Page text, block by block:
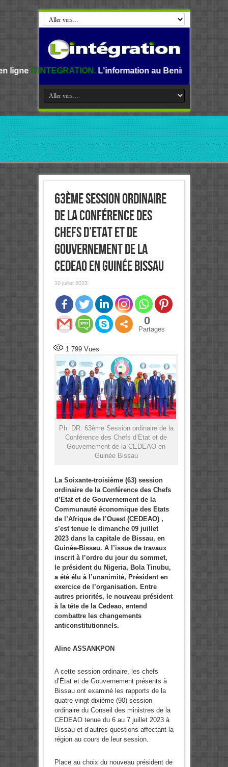
L'information au Benin, en Afrique et dans le
63ème Session ordinaire
de la Conférence des
Chefs d’Etat et de
Gouvernement de la
CEDEAO en Guinée Bissau
10 juillet 2023
0
Partages
1 799Vues
Ph: DR: 63ème Session ordinaire de la
Conférence des Chefs d’Etat et de
Gouvernement de la CEDEAO en
Guinée Bissau
La Soixante-troisième (63) session
ordinaire de la Conférence des Chefs
d’Etat et de Gouvernement de la
Communauté économique des Etats
de l’Afrique de l’Ouest (CEDEAO) ,
s’est tenue le dimanche 09 juillet
2023 dans la capitale de Bissau, en
Guinée-Bissau. A l’issue de travaux
inscrit à l’ordre du jour du sommet,
le président du Nigeria, Bola Tinubu,
a été élu à l’unanimité, Président en
exercice de l’organisation. Entre
autres priorités, le nouveau président
à la tête de la Cedeao, entend
combattre les changements
anticonstitutionnels.
Aline ASSANKPON
A cette session ordinaire, les chefs
d’État et de Gouvernement présents à
Bissau ont examiné les rapports de la
quatre-vingt-dixième (90) session
ordinaire du Conseil des ministres de la
CEDEAO tenue du 6 au 7 juillet 2023 à
Bissau et d’autres questions affectant la
région au cours de leur session.
Place au choix du nouveau président de